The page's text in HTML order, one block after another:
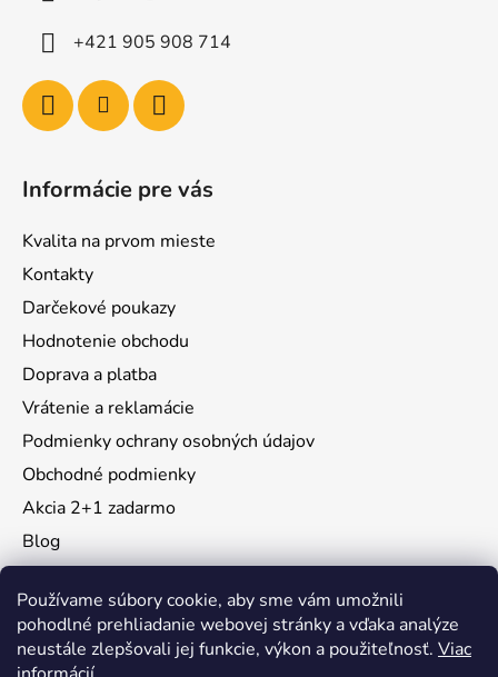
Používame súbory cookie, aby sme vám umožnili
pohodlné prehliadanie webovej stránky a vďaka analýze
neustále zlepšovali jej funkcie, výkon a použiteľnosť. Viac
+421 905 908 714
Informácie pre vás
Kvalita na prvom mieste
Kontakty
Darčekové poukazy
Hodnotenie obchodu
Doprava a platba
Vrátenie a reklamácie
Podmienky ochrany osobných údajov
Obchodné podmienky
Akcia 2+1 zadarmo
Blog